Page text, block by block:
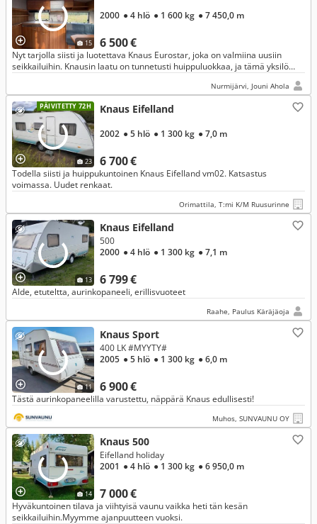
15 6 500 €
2000 ● 4 hlö ● 1 600 kg ● 7 450,0 m
Nyt tarjolla siisti ja luotettava Knaus Eurostar, joka on valmiina uusiin
seikkailuihin. Knausin laatu on tunnetusti huippuluokkaa, ja tämä yksilö
Nurmijärvi, Jouni Ahola
PÄIVITETTY 72H
23
Knaus Eifelland
6 700 €
2002 ● 5 hlö ● 1 300 kg ● 7,0 m
Todella siisti ja huippukuntoinen Knaus Eifelland vm02. Katsastus
voimassa. Uudet renkaat.
Orimattila, T:mi K/M Ruusurinne
13
Knaus Eifelland
6 799 €
500
2000 ● 4 hlö ● 1 300 kg ● 7,1 m
Alde, etuteltta, aurinkopaneeli, erillisvuoteet
Raahe, Paulus Käräjäoja
11
Knaus Sport
6 900 €
400 LK #MYYTY#
2005 ● 5 hlö ● 1 300 kg ● 6,0 m
Tästä aurinkopaneelilla varustettu, näppärä Knaus edullisesti!
Muhos, SUNVAUNU OY
14
Knaus 500
7 000 €
Eifelland holiday
2001 ● 4 hlö ● 1 300 kg ● 6 950,0 m
Hyväkuntoinen tilava ja viihtyisä vaunu vaikka heti tän kesän
seikkailuihin.Myymme ajanpuutteen vuoksi.